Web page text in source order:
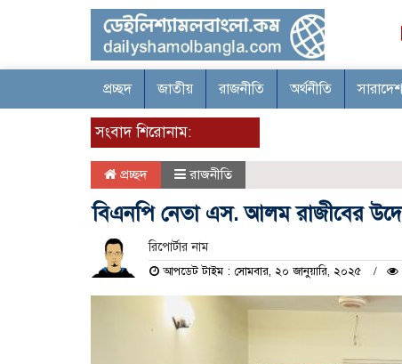
প্রচ্ছদ জাতীয় রাজনীতি অর্থনীতি সারাদেশ
সংবাদ শিরোনাম:
প্রচ্ছদ রাজনীতি
বিএনপি নেতা এস. আলম রাজীবের
রিপোর্টার নাম
আপডেট টাইম : সোমবার, ২০ জানুয়ারি, ২০২৫